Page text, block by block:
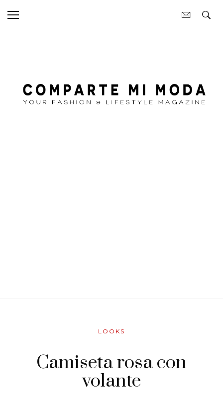
LOOKS
Camiseta rosa con
volante